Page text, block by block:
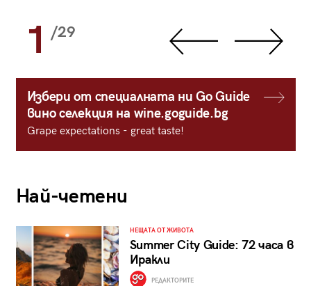
1 /29
Избери от специалната ни Go Guide
вино селекция на wine.goguide.bg
Grape expectations - great taste!
Най-четени
НЕЩАТА ОТ ЖИВОТА
Summer City Guide: 72 часа в
Иракли
РЕДАКТОРИТЕ